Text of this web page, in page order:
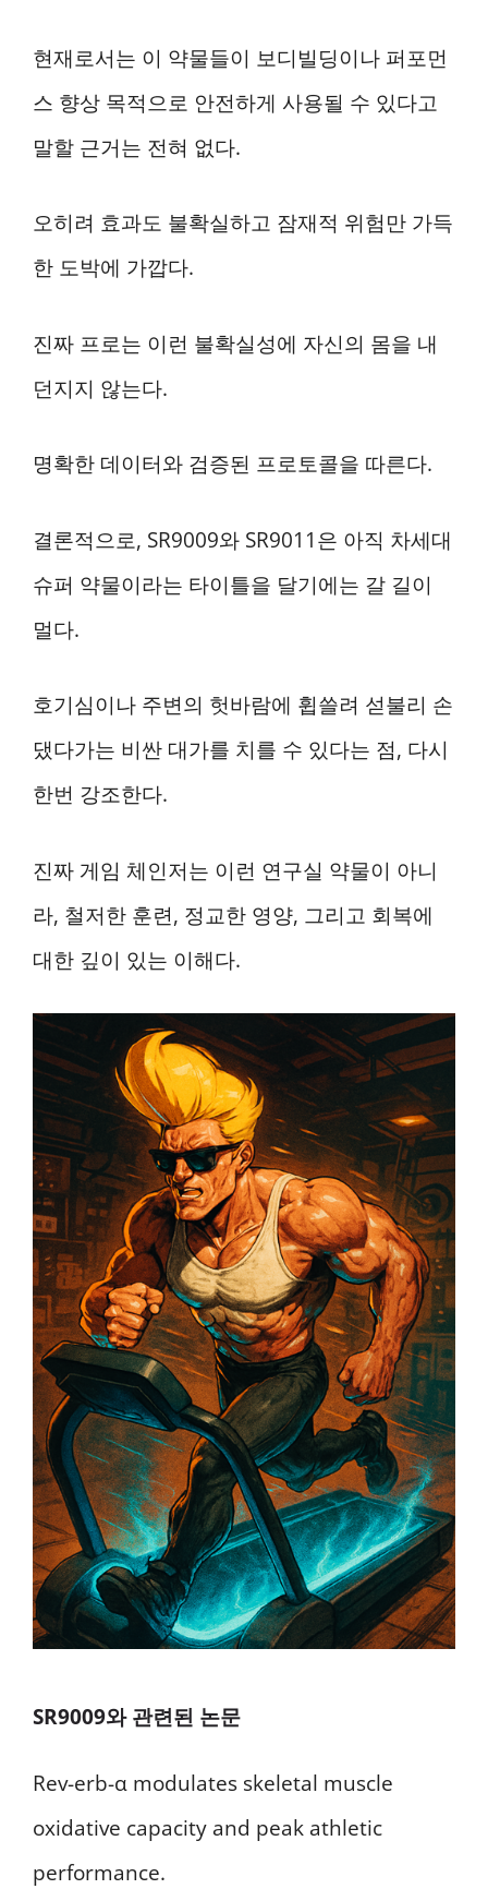
현재로서는 이 약물들이 보디빌딩이나 퍼포먼
스 향상 목적으로 안전하게 사용될 수 있다고
말할 근거는 전혀 없다.
오히려 효과도 불확실하고 잠재적 위험만 가득
한 도박에 가깝다.
진짜 프로는 이런 불확실성에 자신의 몸을 내
던지지 않는다.
명확한 데이터와 검증된 프로토콜을 따른다.
결론적으로, SR9009와 SR9011은 아직 차세대
슈퍼 약물이라는 타이틀을 달기에는 갈 길이
멀다.
호기심이나 주변의 헛바람에 휩쓸려 섣불리 손
댔다가는 비싼 대가를 치를 수 있다는 점, 다시
한번 강조한다.
진짜 게임 체인저는 이런 연구실 약물이 아니
라, 철저한 훈련, 정교한 영양, 그리고 회복에
대한 깊이 있는 이해다.
SR9009와 관련된 논문
Rev-erb-α modulates skeletal muscle
oxidative capacity and peak athletic
performance.